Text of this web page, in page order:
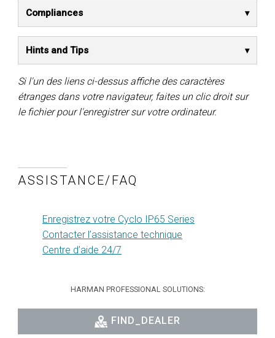
Compliances
Hints and Tips
Si l'un des liens ci-dessus affiche des caractères
étranges dans votre navigateur, faites un clic droit sur
le fichier pour l'enregistrer sur votre ordinateur.
ASSISTANCE/FAQ
Enregistrez votre Cyclo IP65 Series
Contacter l’assistance technique
Centre d’aide 24/7
HARMAN PROFESSIONAL SOLUTIONS:
FIND_DEALER